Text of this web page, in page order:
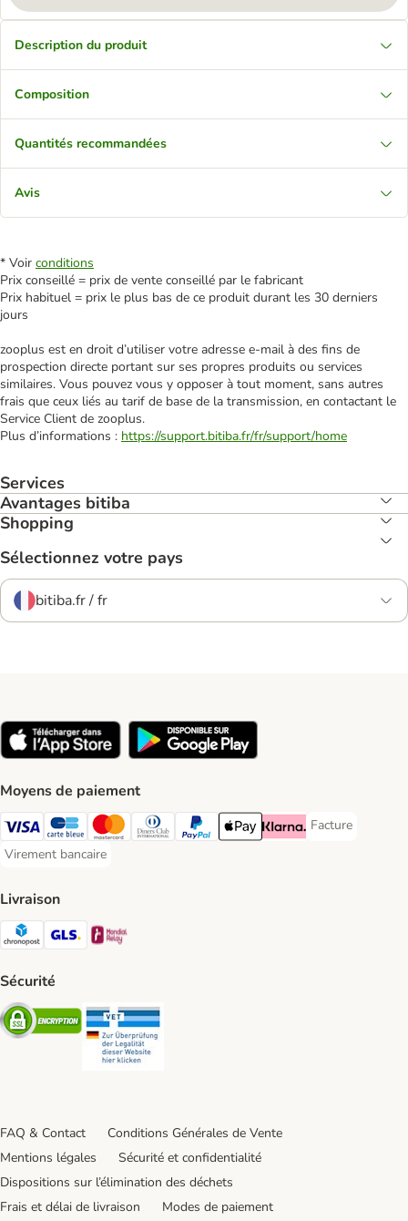
Description du produit
Composition
Quantités recommandées
Avis
* Voir conditions
Prix conseillé = prix de vente conseillé par le fabricant
Prix habituel = prix le plus bas de ce produit durant les 30 derniers
jours
zooplus est en droit d’utiliser votre adresse e‑mail à des fins de
prospection directe portant sur ses propres produits ou services
similaires. Vous pouvez vous y opposer à tout moment, sans autres
frais que ceux liés au tarif de base de la transmission, en contactant le
Service Client de zooplus.
Plus d’informations : https://support.bitiba.fr/fr/support/home
Services
Avantages bitiba
Shopping
Sélectionnez votre pays
bitiba.fr / fr
Moyens de paiement
Visa Payment Method
carte bleue Payment Method
Master Card Payment Method
Diners Club Payment Method
Paypal Payment Method
Apple Pay Payment Method
Klarna Payment Method
Facture
Facture
Virement bancaire
Virement bancaire Payment Method
Livraison
Chronopost Shipping Method
GLS Shipping Method
Sécurité
Security
FAQ & Contact
Conditions Générales de Vente
Mentions légales
Sécurité et confidentialité
Dispositions sur l’élimination des déchets
Frais et délai de livraison
Modes de paiement